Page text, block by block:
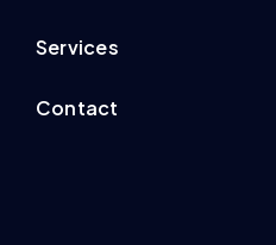
Services
Contact